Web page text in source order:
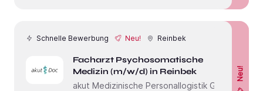
Schnelle Bewerbung Neu! Reinbek
Facharzt Psychosomatische
Medizin (m/w/d) in Reinbek
akut Medizinische Personallogistik GmbH
Neu!